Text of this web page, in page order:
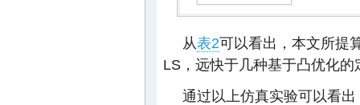
从表2可以看出，本文所提
LS，远快于几种基于凸优化的
通过以上仿真实验可以看